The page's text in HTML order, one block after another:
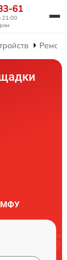
61
21:00
МФУ